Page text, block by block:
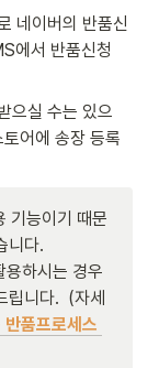
네이버의 반품신
에서 반품신청
으실 수는 있으
어에 송장 등록
기능이기 때문
니다.
하시는 경우
립니다.  (자세
품프로세스